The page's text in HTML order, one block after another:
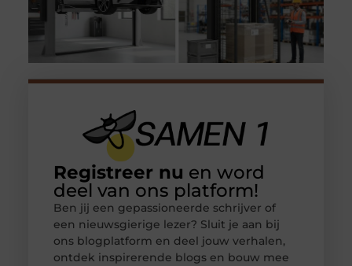
Registreer nu en word
deel van ons platform!
Ben jij een gepassioneerde schrijver of
een nieuwsgierige lezer? Sluit je aan bij
ons blogplatform en deel jouw verhalen,
ontdek inspirerende blogs en bouw mee